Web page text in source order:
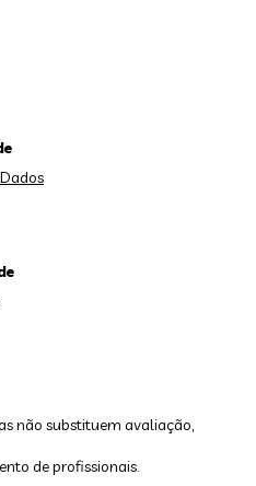
não substituem avaliação,
de profissionais.